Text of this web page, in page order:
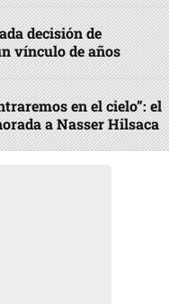
decisión de
vínculo de años
en el cielo”: el
a Nasser Hilsaca